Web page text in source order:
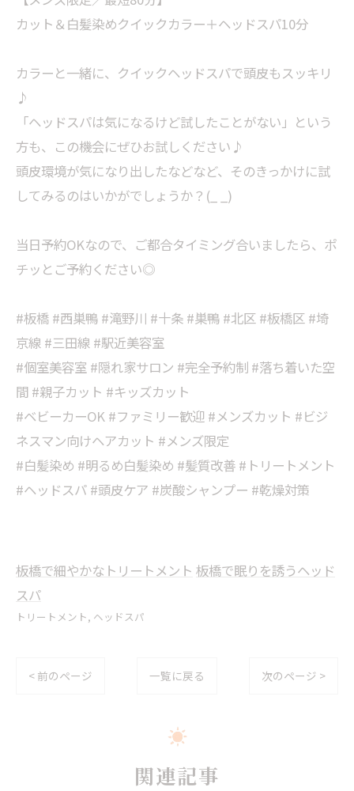
カット＆白髪染めクイックカラー＋ヘッドスパ10分
カラーと一緒に、クイックヘッドスパで頭皮もスッキリ
♪
「ヘッドスパは気になるけど試したことがない」という
方も、この機会にぜひお試しください♪
頭皮環境が気になり出したなどなど、そのきっかけに試
してみるのはいかがでしょうか？(_ _)
当日予約OKなので、ご都合タイミング合いましたら、ポ
チッとご予約ください◎
#板橋 #西巣鴨 #滝野川 #十条 #巣鴨 #北区 #板橋区 #埼
京線 #三田線 #駅近美容室
#個室美容室 #隠れ家サロン #完全予約制 #落ち着いた空
間 #親子カット #キッズカット
#ベビーカーOK #ファミリー歓迎 #メンズカット #ビジ
ネスマン向けヘアカット #メンズ限定
#白髪染め #明るめ白髪染め #髪質改善 #トリートメント
#ヘッドスパ #頭皮ケア #炭酸シャンプー #乾燥対策
板橋で細やかなトリートメント 板橋で眠りを誘うヘッド
スパ
トリートメント ヘッドスパ
< 前のページ 一覧に戻る 次のページ >
関連記事